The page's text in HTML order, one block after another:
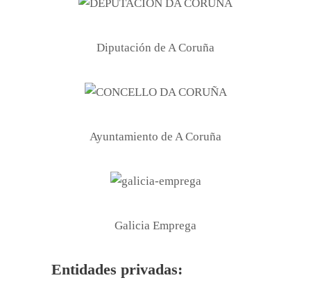
Diputación de A Coruña
Ayuntamiento de A Coruña
Galicia Emprega
Entidades privadas: